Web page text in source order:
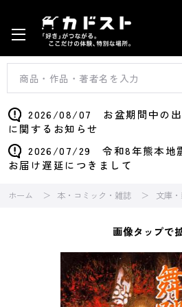
2026/08/07 お盆期間中の出
に関するお知らせ
2026/07/29 令和8年熊本地
お届け遅延につきまして
ホーム 本・コミック・雑誌 文庫
画像タップで